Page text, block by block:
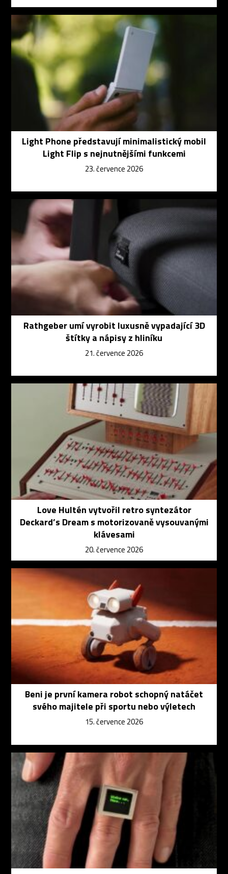
Light Phone představují minimalistický mobil
Light Flip s nejnutnějšími funkcemi
23. července 2026
Rathgeber umí vyrobit luxusně vypadající 3D
štítky a nápisy z hliníku
21. července 2026
Love Hultén vytvořil retro syntezátor
Deckard’s Dream s motorizovaně vysouvanými
klávesami
20. července 2026
Beni je první kamera robot schopný natáčet
svého majitele při sportu nebo výletech
15. července 2026